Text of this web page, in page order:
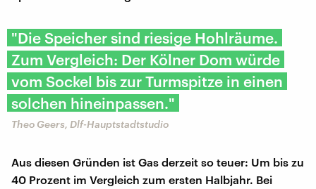
"Die Speicher sind riesige Hohlräume.
Zum Vergleich: Der Kölner Dom würde
vom Sockel bis zur Turmspitze in einen
solchen hineinpassen."
Theo Geers, Dlf-Hauptstadtstudio
Aus diesen Gründen ist Gas derzeit so teuer: Um bis zu
40 Prozent im Vergleich zum ersten Halbjahr. Bei